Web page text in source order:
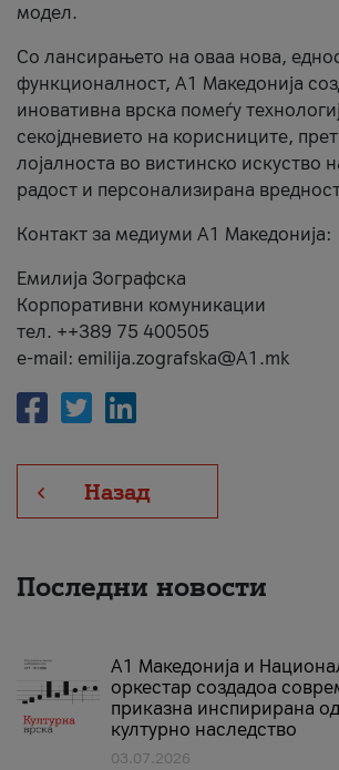
модел.
Со лансирањето на оваа нова,
функционалност, А1 Македонија
иновативна врска помеѓу
секојдневието на корисниците,
лојалноста во вистинско искуство
радост и персонализирана
Контакт за медиуми А1 Македонија:
Емилија Зографска
Корпоративни комуникации
тел. ++389 75 400505
e-mail: emilija.zografska@A1.mk
Назад
Последни новости
А1 Македонија и
оркестар создадоа
приказна инспирирана
културно наследство
03.07.2026